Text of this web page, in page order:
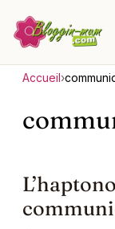
Accueil›